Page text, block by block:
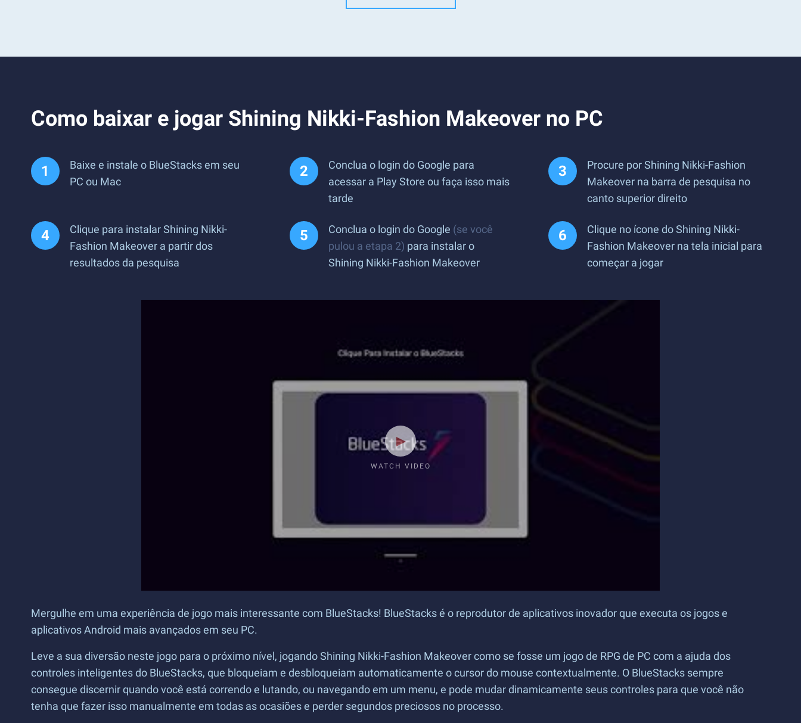
Como baixar e jogar Shining Nikki-Fashion Makeover no PC
Baixe e instale o BlueStacks em seu
PC ou Mac
Conclua o login do Google para
acessar a Play Store ou faça isso mais
tarde
Procure por Shining Nikki-Fashion
Makeover na barra de pesquisa no
canto superior direito
Clique para instalar Shining Nikki-
Fashion Makeover a partir dos
resultados da pesquisa
Conclua o login do Google (se você
pulou a etapa 2) para instalar o
Shining Nikki-Fashion Makeover
Clique no ícone do Shining Nikki-
Fashion Makeover na tela inicial para
começar a jogar
WATCH VIDEO
Mergulhe em uma experiência de jogo mais interessante com BlueStacks! BlueStacks é o reprodutor de aplicativos inovador que executa os jogos e
aplicativos Android mais avançados em seu PC.
Leve a sua diversão neste jogo para o próximo nível, jogando Shining Nikki-Fashion Makeover como se fosse um jogo de RPG de PC com a ajuda dos
controles inteligentes do BlueStacks, que bloqueiam e desbloqueiam automaticamente o cursor do mouse contextualmente. O BlueStacks sempre
consegue discernir quando você está correndo e lutando, ou navegando em um menu, e pode mudar dinamicamente seus controles para que você não
tenha que fazer isso manualmente em todas as ocasiões e perder segundos preciosos no processo.